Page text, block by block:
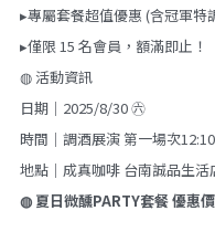
▸專屬套餐超值優惠 (含冠軍特
▸僅限 15 名會員，額滿即止！
◍ 活動資訊
日期｜2025/8/30 ㊅
時間｜調酒展演 第一場次
地點｜成真咖啡 台南誠品生活
◍ 夏日微醺PARTY套餐 優惠